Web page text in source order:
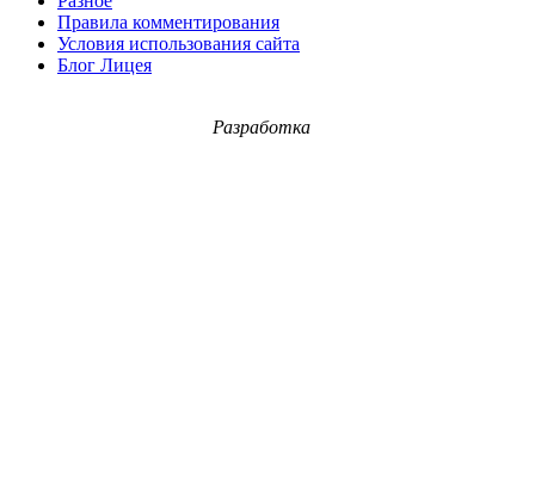
Правила комментирования
Условия использования сайта
Блог Лицея
Разработка